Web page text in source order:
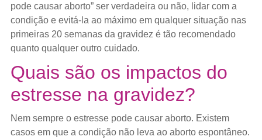
pode causar aborto” ser verdadeira ou não, lidar com a
condição e evitá-la ao máximo em qualquer situação nas
primeiras 20 semanas da gravidez é tão recomendado
quanto qualquer outro cuidado.
Quais são os impactos do
estresse na gravidez?
Nem sempre o estresse pode causar aborto. Existem
casos em que a condição não leva ao aborto espontâneo.